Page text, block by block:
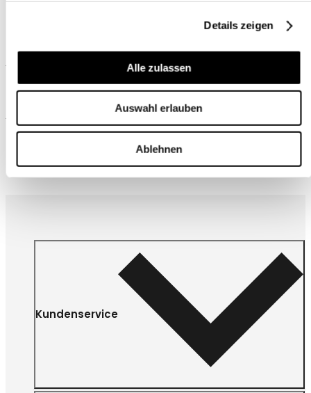
Details zeigen
Alle zulassen
Auswahl erlauben
Ablehnen
Ähnliche Produkte
Wird oft zusammen gekauft
Kundenservice